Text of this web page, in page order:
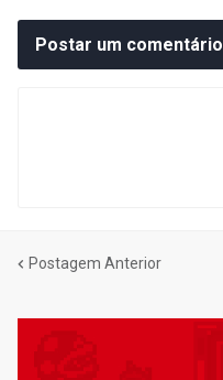
Postar um comentário
Postagem Anterior